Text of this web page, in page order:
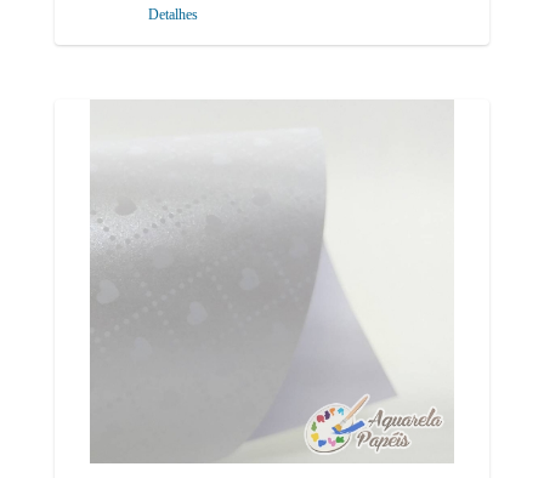
Detalhes